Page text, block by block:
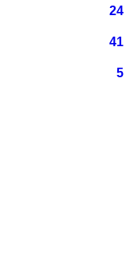
24
41
5